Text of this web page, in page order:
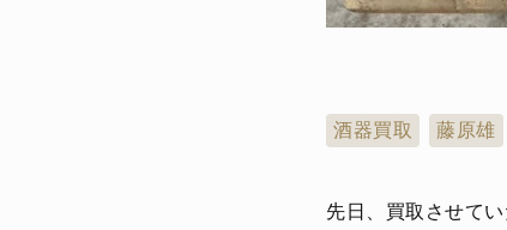
酒器買取 藤原雄
先日、買取させて